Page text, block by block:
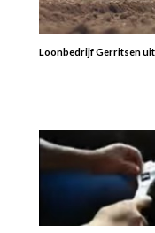
Loonbedrijf Gerritsen uit